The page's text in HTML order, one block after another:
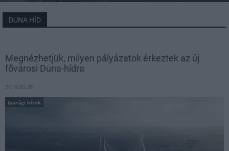
DUNA HÍD
Megnézhetjük, milyen pályázatok érkeztek az új
fővárosi Duna-hídra
2018.05.28
Iparági hírek